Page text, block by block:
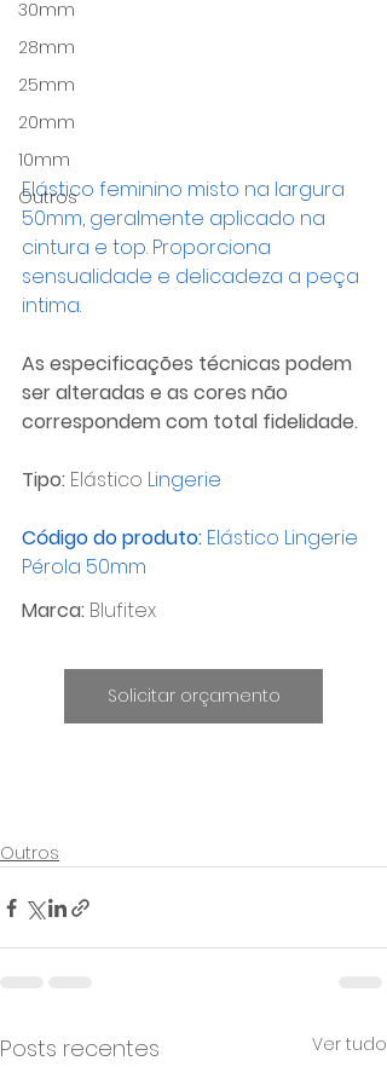
30mm
28mm
25mm
20mm
10mm
Outros
Elástico feminino misto na largura
50mm, geralmente aplicado na
cintura e top. Proporciona
sensualidade e delicadeza a peça
intima.
As especificações técnicas podem
ser alteradas e as cores não
correspondem com total fidelidade.
Tipo: Elástico Lingerie
Código do produto: Elástico Lingerie
Pérola 50mm
Marca: Blufitex
Solicitar orçamento
Outros
Posts recentes Ver tudo